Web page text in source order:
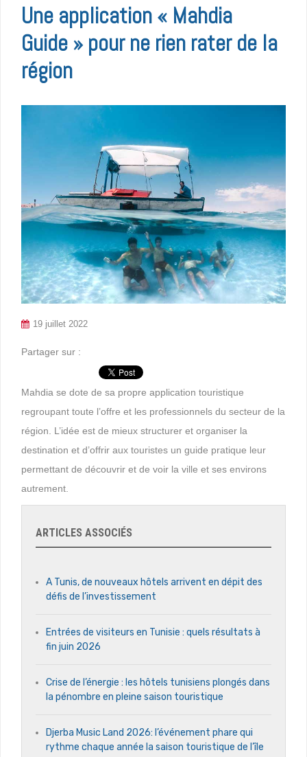
Une application « Mahdia
Guide » pour ne rien rater de la
région
19 juillet 2022
Partager sur :
Mahdia se dote de sa propre application touristique
regroupant toute l’offre et les professionnels du secteur de la
région. L’idée est de mieux structurer et organiser la
destination et d’offrir aux touristes un guide pratique leur
permettant de découvrir et de voir la ville et ses environs
autrement.
ARTICLES ASSOCIÉS
A Tunis, de nouveaux hôtels arrivent en dépit des
défis de l’investissement
Entrées de visiteurs en Tunisie : quels résultats à
fin juin 2026
Crise de l’énergie : les hôtels tunisiens plongés dans
la pénombre en pleine saison touristique
Djerba Music Land 2026: l’événement phare qui
rythme chaque année la saison touristique de l’île